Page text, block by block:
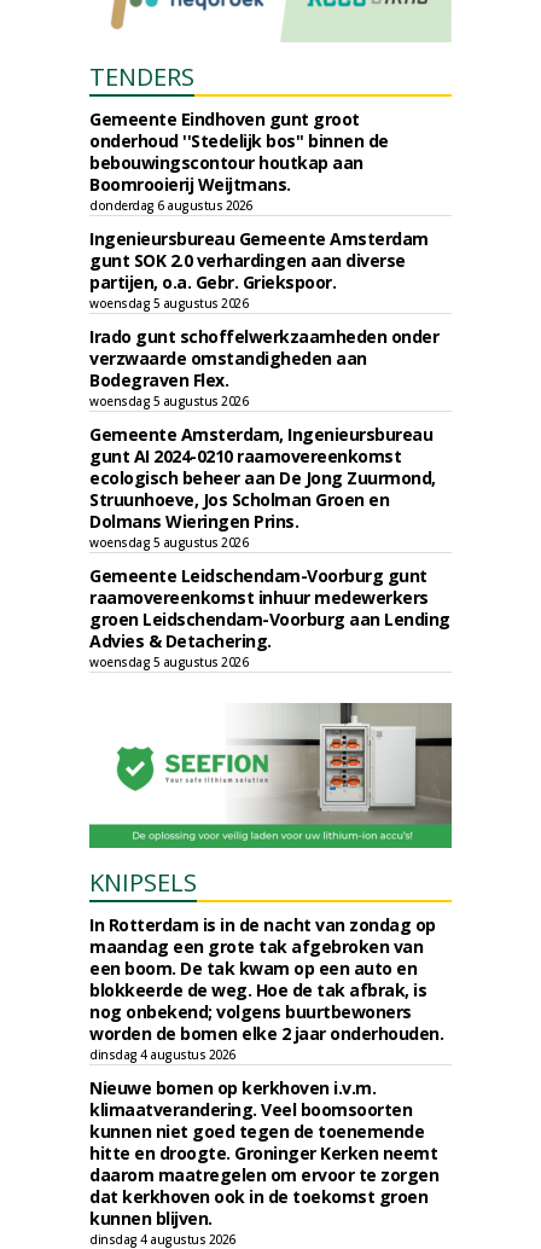
TENDERS
Gemeente Eindhoven gunt groot
onderhoud ''Stedelijk bos'' binnen de
bebouwingscontour houtkap aan
Boomrooierij Weijtmans.
donderdag 6 augustus 2026
Ingenieursbureau Gemeente Amsterdam
gunt SOK 2.0 verhardingen aan diverse
partijen, o.a. Gebr. Griekspoor.
woensdag 5 augustus 2026
Irado gunt schoffelwerkzaamheden onder
verzwaarde omstandigheden aan
Bodegraven Flex.
woensdag 5 augustus 2026
Gemeente Amsterdam, Ingenieursbureau
gunt AI 2024-0210 raamovereenkomst
ecologisch beheer aan De Jong Zuurmond,
Struunhoeve, Jos Scholman Groen en
Dolmans Wieringen Prins.
woensdag 5 augustus 2026
Gemeente Leidschendam-Voorburg gunt
raamovereenkomst inhuur medewerkers
groen Leidschendam-Voorburg aan Lending
Advies & Detachering.
woensdag 5 augustus 2026
KNIPSELS
In Rotterdam is in de nacht van zondag op
maandag een grote tak afgebroken van
een boom. De tak kwam op een auto en
blokkeerde de weg. Hoe de tak afbrak, is
nog onbekend; volgens buurtbewoners
worden de bomen elke 2 jaar onderhouden.
dinsdag 4 augustus 2026
Nieuwe bomen op kerkhoven i.v.m.
klimaatverandering. Veel boomsoorten
kunnen niet goed tegen de toenemende
hitte en droogte. Groninger Kerken neemt
daarom maatregelen om ervoor te zorgen
dat kerkhoven ook in de toekomst groen
kunnen blijven.
dinsdag 4 augustus 2026